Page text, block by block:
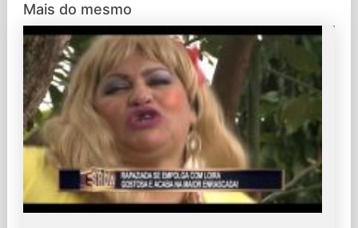
Mais do mesmo